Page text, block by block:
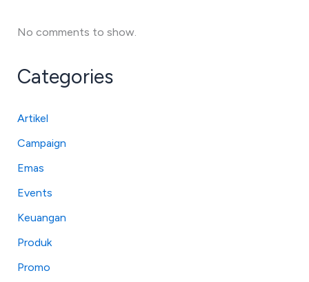
No comments to show.
Categories
Artikel
Campaign
Emas
Events
Keuangan
Produk
Promo